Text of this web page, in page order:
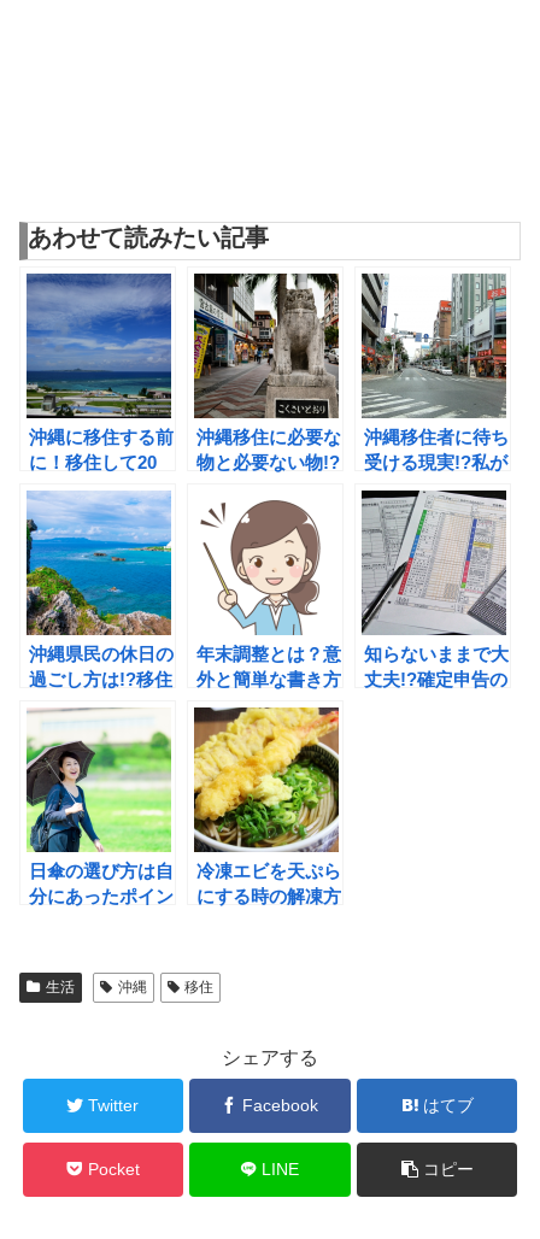
あわせて読みたい記事
沖縄に移住する前
に！移住して20
年以上の経験から
言える3つの準備
とは!?
沖縄移住に必要な
物と必要ない物!?
経験談！
沖縄移住者に待ち
受ける現実!?私が
経験した沖縄移住
生活とは!?
沖縄県民の休日の
過ごし方は!?移住
して知った意外な
方法。
年末調整とは？意
外と簡単な書き方
や計算方法のポイ
ントは!?
知らないままで大
丈夫!?確定申告の
日傘の選び方は自
分にあったポイン
冷凍エビを天ぷら
にする時の解凍方
夫!?
生活 沖縄 移住
シェアする
Twitter Facebook はてブ
Pocket LINE コピー